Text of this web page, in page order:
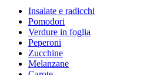
Insalate e radicchi
Pomodori
Verdure in foglia
Peperoni
Zucchine
Melanzane